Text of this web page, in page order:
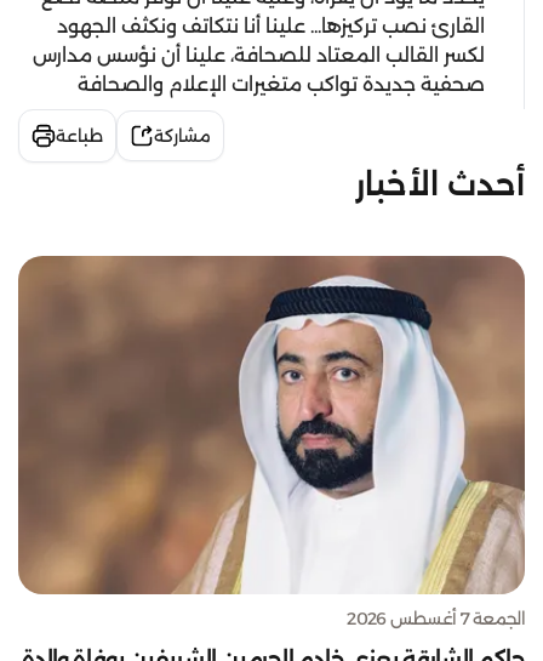
القارئ نصب تركيزها... علينا أنا نتكاتف ونكثف الجهود
لكسر القالب المعتاد للصحافة، علينا أن نؤسس مدارس
صحفية جديدة تواكب متغيرات الإعلام والصحافة
مشاركة طباعة
أحدث الأخبار
الجمعة 7 أغسطس 2026